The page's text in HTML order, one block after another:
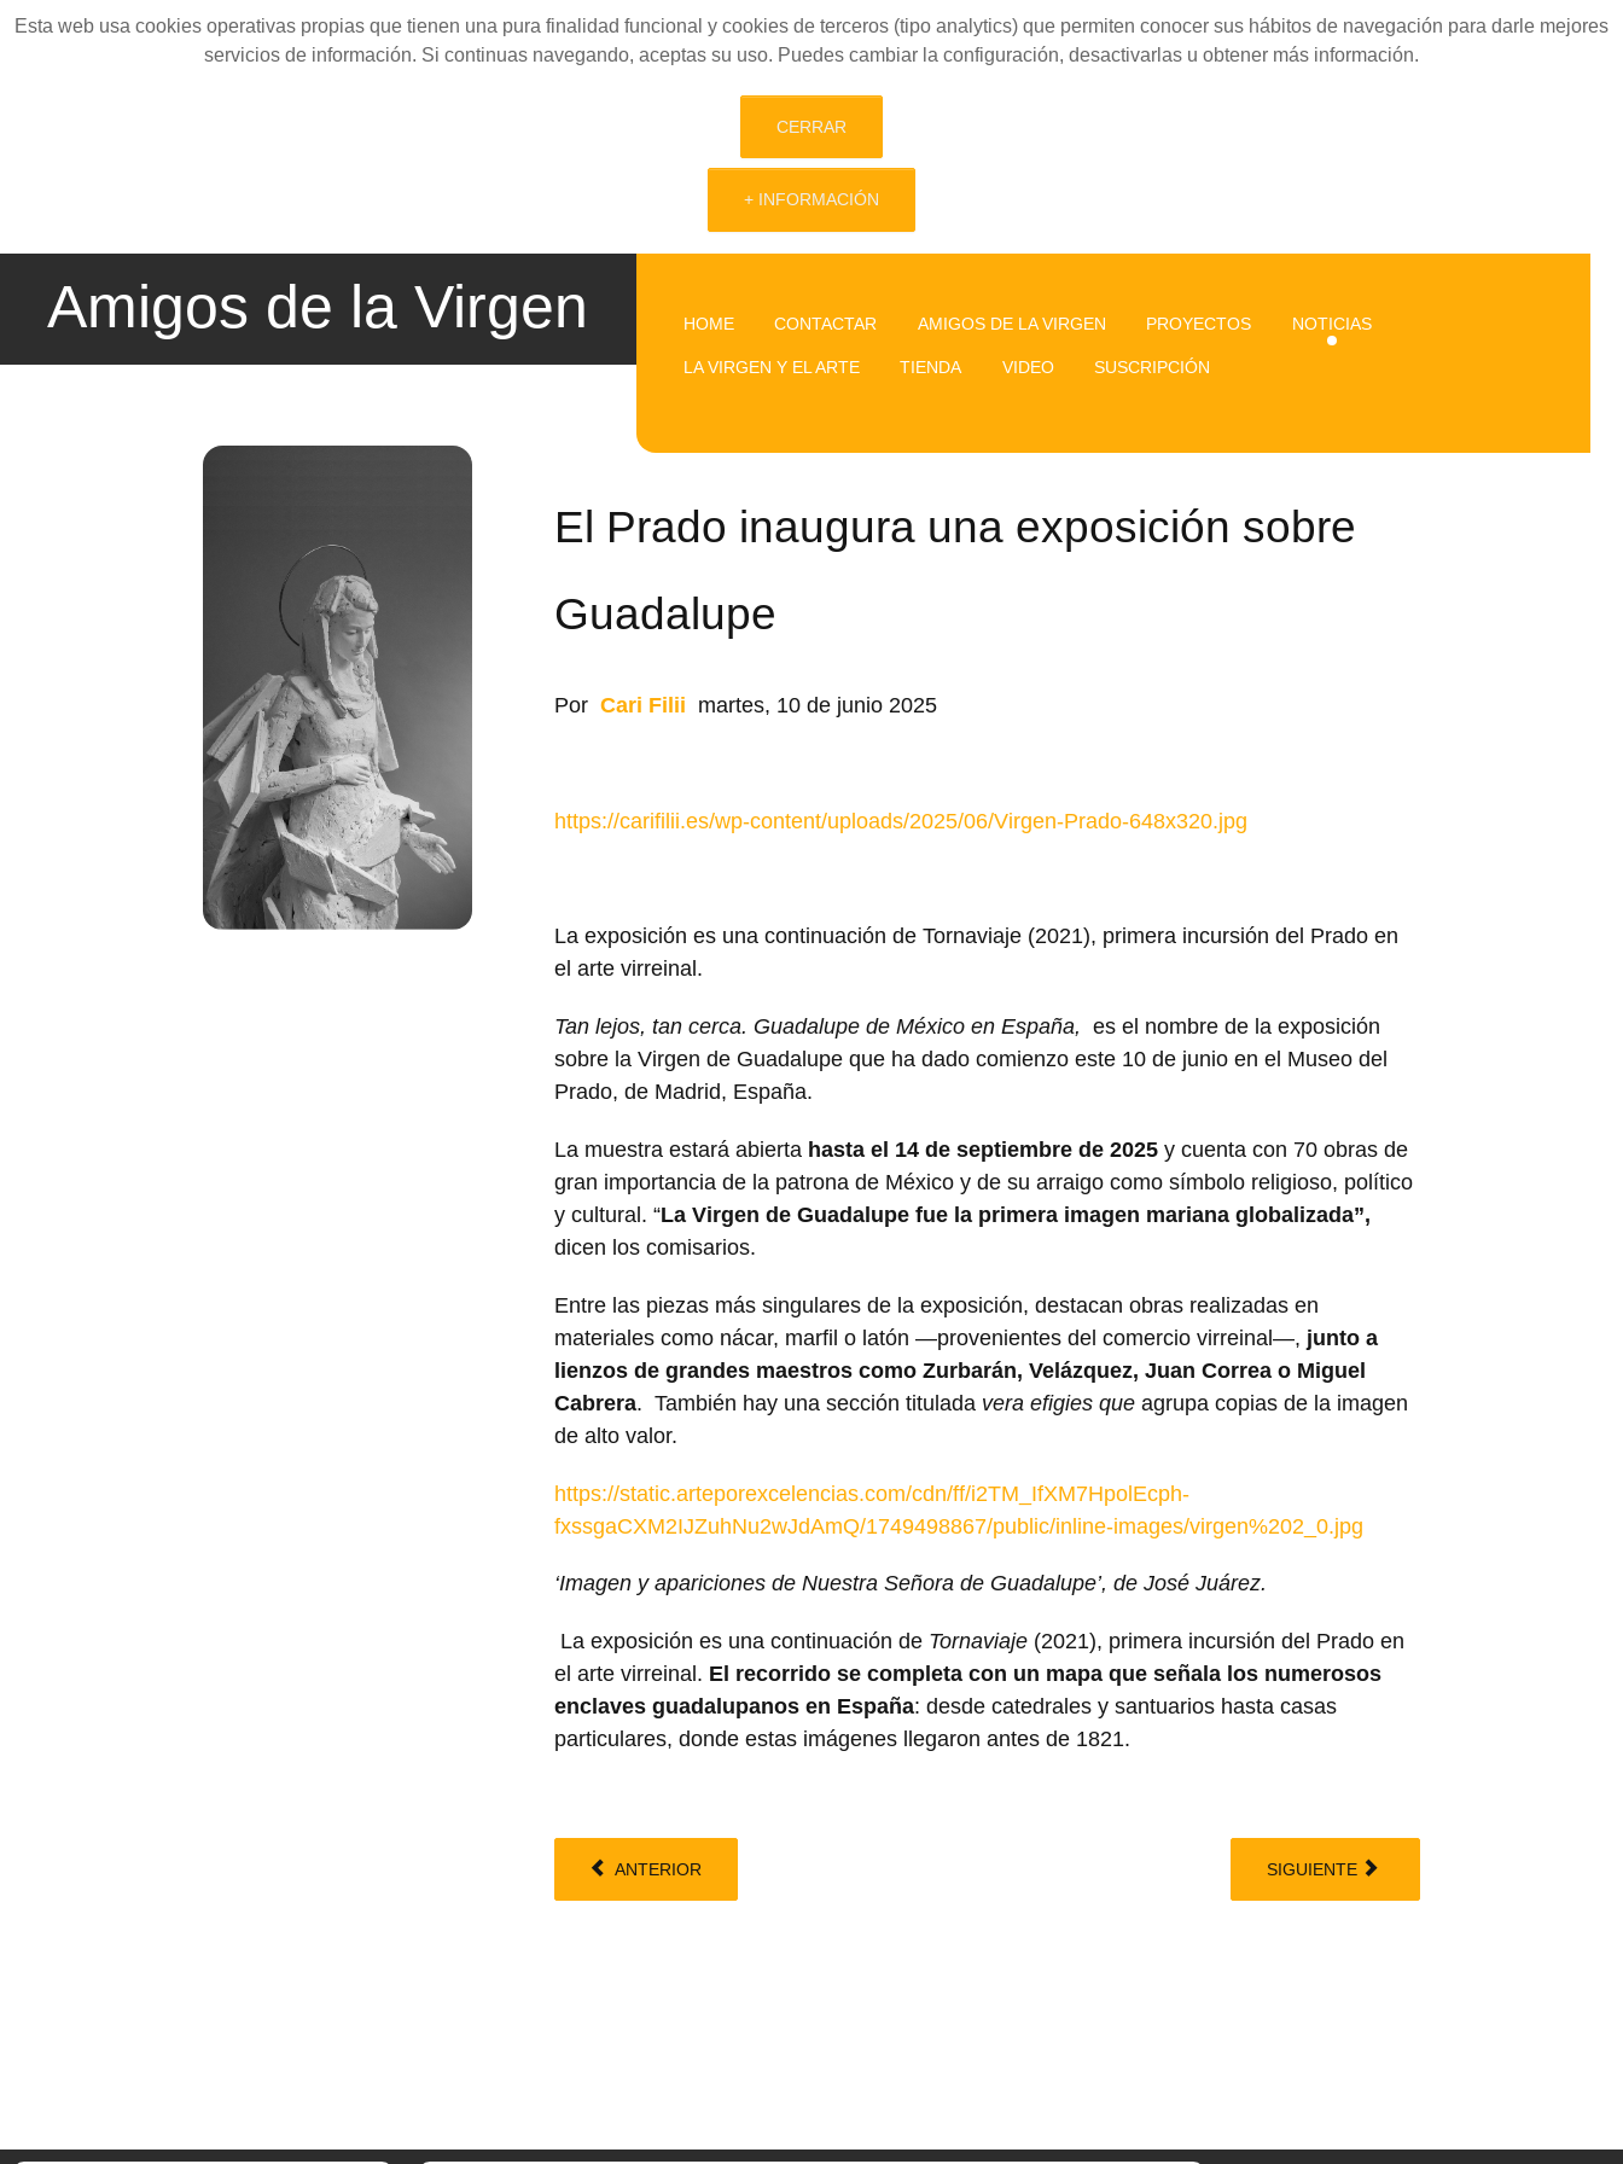
Esta web usa cookies operativas propias que tienen una pura finalidad funcional y cookies de terceros (tipo analytics) que permiten conocer sus hábitos de navegación para darle mejores
servicios de información. Si continuas navegando, aceptas su uso. Puedes cambiar la configuración, desactivarlas u obtener más información.
CERRAR
+ INFORMACIÓN
Amigos de la Virgen HOME CONTACTAR AMIGOS DE LA VIRGEN PROYECTOS NOTICIAS
LA VIRGEN Y EL ARTE TIENDA VIDEO SUSCRIPCIÓN
El Prado inaugura una exposición sobre
Guadalupe
Por Cari Filii martes, 10 de junio 2025
https://carifilii.es/wp-content/uploads/2025/06/Virgen-Prado-648x320.jpg
La exposición es una continuación de Tornaviaje (2021), primera incursión del Prado en
el arte virreinal.
Tan lejos, tan cerca. Guadalupe de México en España, es el nombre de la exposición
sobre la Virgen de Guadalupe que ha dado comienzo este 10 de junio en el Museo del
Prado, de Madrid, España.
La muestra estará abierta hasta el 14 de septiembre de 2025y cuenta con 70 obras de
gran importancia de la patrona de México y de su arraigo como símbolo religioso, político
y cultural. “La Virgen de Guadalupe fue la primera imagen mariana globalizada”,
dicen los comisarios.
Entre las piezas más singulares de la exposición, destacan obras realizadas en
materiales como nácar, marfil o latón —provenientes del comercio virreinal—, junto a
lienzos de grandes maestros como Zurbarán, Velázquez, Juan Correa o Miguel
Cabrera. También hay una sección titulada vera efigies que agrupa copias de la imagen
de alto valor.
https://static.arteporexcelencias.com/cdn/ff/i2TM_IfXM7HpolEcph-
fxssgaCXM2IJZuhNu2wJdAmQ/1749498867/public/inline-images/virgen%202_0.jpg
‘Imagen y apariciones de Nuestra Señora de Guadalupe’, de José Juárez.
La exposición es una continuación de Tornaviaje(2021), primera incursión del Prado en
el arte virreinal. El recorrido se completa con un mapa que señala los numerosos
enclaves guadalupanos en España: desde catedrales y santuarios hasta casas
particulares, donde estas imágenes llegaron antes de 1821.
ANTERIOR SIGUIENTE